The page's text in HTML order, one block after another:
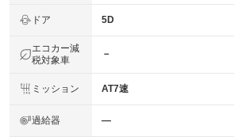
ドア 5D
エコカー減
税対象車
－
ミッション AT7速
過給器 ―